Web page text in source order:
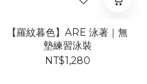
【羅紋暮色】ARE 泳著｜無
墊練習泳裝
NT$1,280